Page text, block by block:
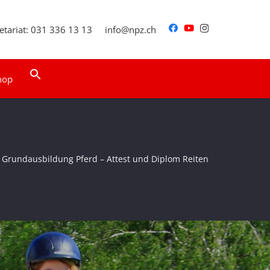
031 336 13 13 info@npz.ch
for:
Grundausbildung Pferd – Attest und Diplom Reiten